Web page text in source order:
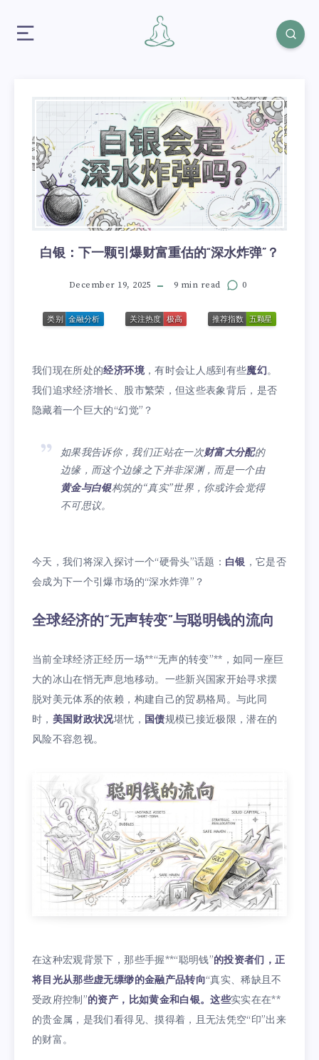
白银：下一颗引爆财富重估的“深水炸弹”？
December 19, 2025 9 min read 0
我们现在所处的经济环境，有时会让人感到有些魔幻。
我们追求经济增长、股市繁荣，但这些表象背后，是否
隐藏着一个巨大的“幻觉”？
如果我告诉你，我们正站在一次财富大分配的
边缘，而这个边缘之下并非深渊，而是一个由
黄金与白银构筑的“真实”世界，你或许会觉得
不可思议。
今天，我们将深入探讨一个“硬骨头”话题： 白银 ，它是否
会成为下一个引爆市场的“深水炸弹”？
全球经济的“无声转变”与聪明钱的流向
当前全球经济正经历一场**“无声的转变”**，如同一座巨
大的冰山在悄无声息地移动。一些新兴国家开始寻求摆
脱对美元体系的依赖，构建自己的贸易格局。与此同
时， 美国财政状况堪忧， 国债规模已接近极限，潜在的
风险不容忽视。
在这种宏观背景下，那些手握**“聪明钱”的投资者们，正
将目光从那些虚无缥缈的金融产品转向“真实、稀缺且不
受政府控制”的资产，比如黄金和白银。这些实实在在**
的贵金属，是我们看得见、摸得着，且无法凭空“印”出来
的财富。